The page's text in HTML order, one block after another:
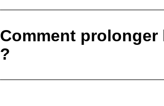
Comment prolonger
?